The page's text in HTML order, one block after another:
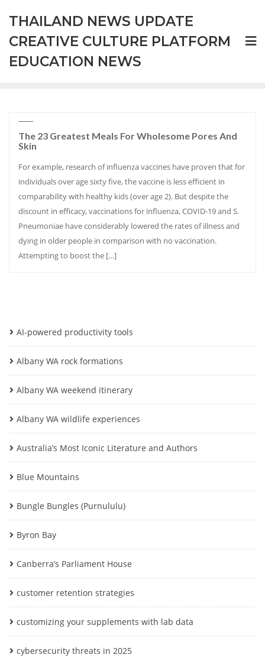
content
THAILAND NEWS UPDATE
CREATIVE CULTURE PLATFORM
EDUCATION NEWS
The 23 Greatest Meals For Wholesome Pores And
Skin
For example, research of influenza vaccines have proven that for
individuals over age sixty five, the vaccine is less efficient in
comparability with healthy kids (over age 2). But despite the
discount in efficacy, vaccinations for influenza, COVID-19 and S.
Pneumoniae have considerably lowered the rates of illness and
dying in older people in comparison with no vaccination.
Attempting to boost the […]
AI-powered productivity tools
Albany WA rock formations
Albany WA weekend itinerary
Albany WA wildlife experiences
Australia’s Most Iconic Literature and Authors
Blue Mountains
Bungle Bungles (Purnululu)
Byron Bay
Canberra’s Parliament House
customer retention strategies
customizing your supplements with lab data
cybersecurity threats in 2025